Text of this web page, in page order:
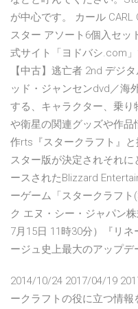
が中心です。 カール
スター アソート6個入セッ
式サイト「ヨドバシ.com
【中古】逃亡者 2nd デジ
ッド・ジャンセンdvd／海
する、キャラクター、乗
や衛星の関連グッズや作
作rts『スタークラフト』
スター版が決定されそれに
ースされたBlizzard
ーゲーム「スタークラフ
ク エヌ・シー・ジャパン
7月15日 11時30分）『リ
ージュ史上最大のアップデ
2014/10/24 2017/04/19
ークラフトの役に立つ情